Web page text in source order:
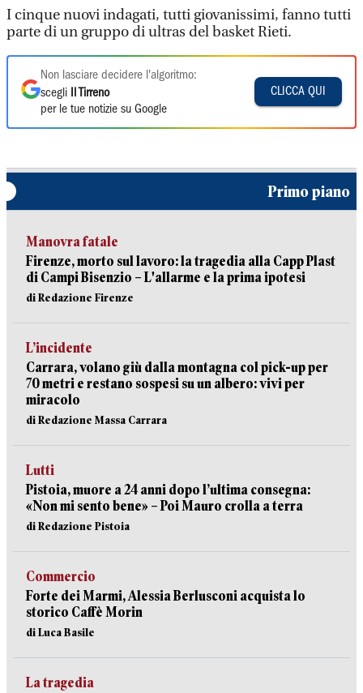
I cinque nuovi indagati, tutti giovanissimi, fanno tutti
parte di un gruppo di ultras del basket Rieti.
Non lasciare decidere l'algoritmo:
scegli
Il Tirreno
per le tue notizie su Google
CLICCA QUI
Primo piano
Manovra fatale
Firenze, morto sul lavoro: la tragedia alla Capp Plast
di Campi Bisenzio – L'allarme e la prima ipotesi
di Redazione Firenze
L’incidente
Carrara, volano giù dalla montagna col pick-up per
70 metri e restano sospesi su un albero: vivi per
miracolo
di Redazione Massa Carrara
Lutti
Pistoia, muore a 24 anni dopo l’ultima consegna:
«Non mi sento bene» – Poi Mauro crolla a terra
di Redazione Pistoia
Commercio
Forte dei Marmi, Alessia Berlusconi acquista lo
storico Caffè Morin
di Luca Basile
La tragedia